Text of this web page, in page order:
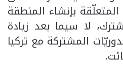
المتعلّقة بإنشاء المنطقة
لا سيما بعد زيادة
المشتركة مع تركيا